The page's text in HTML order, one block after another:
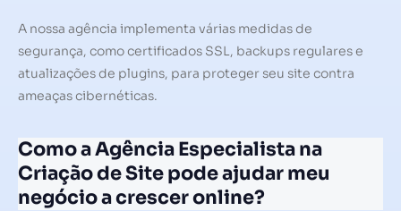
A nossa agência implementa várias medidas de
segurança, como certificados SSL, backups regulares e
atualizações de plugins, para proteger seu site contra
ameaças cibernéticas.
Como a Agência Especialista na
Criação de Site pode ajudar meu
negócio a crescer online?